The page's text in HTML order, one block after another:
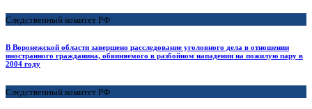
Следственный комитет РФ
В Воронежской области завершено расследование уголовного дела в отношении
иностранного гражданина, обвиняемого в разбойном нападении на пожилую пару в
2004 году
Следственный комитет РФ